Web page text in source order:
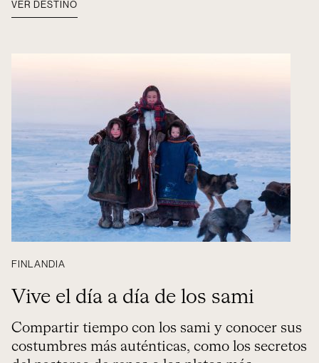
VER DESTINO
FINLANDIA
Vive el día a día de los sami
Compartir tiempo con los sami y conocer sus
costumbres más auténticas, como los secretos